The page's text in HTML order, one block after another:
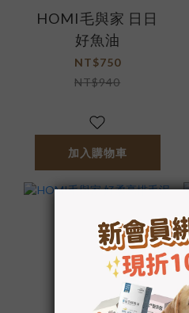
HOMI毛與家 日日
好魚油
NT$750
NT$940
加入購物車